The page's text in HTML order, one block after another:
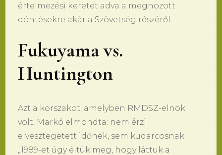
értelmezési keretet adva a meghozott
döntésekre akár a Szövetség részéről.
Fukuyama vs.
Huntington
Azt a korszakot, amelyben RMDSZ-elnök
volt, Markó elmondta: nem érzi
elvesztegetett időnek, sem kudarcosnak.
„1989-et úgy éltük meg, hogy láttuk a